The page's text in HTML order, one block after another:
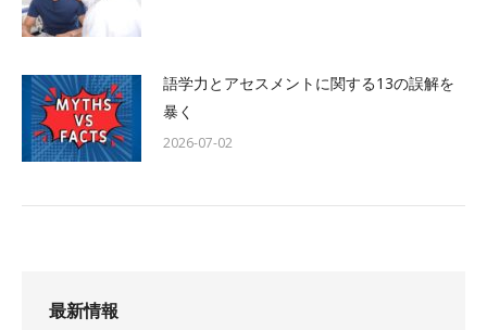
語学力とアセスメントに関する13の誤解を
暴く
2026-07-02
最新情報